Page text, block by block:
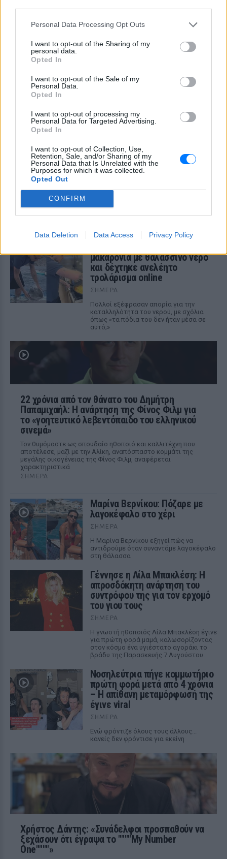
Personal Data Processing Opt Outs
I want to opt-out of the Sharing of my
personal data.
Opted In
I want to opt-out of the Sale of my
Personal Data.
Opted In
I want to opt-out of processing my
Personal Data for Targeted Advertising.
Opted In
I want to opt-out of Collection, Use,
Retention, Sale, and/or Sharing of my
Personal Data that Is Unrelated with the
Purposes for which it was collected.
Opted Out
CONFIRM
Data Deletion Data Access Privacy Policy
ΔΕΙΤΕ ΕΠΙΣΗΣ
της – Η στιγμή του θηλασμού
και οι μέρες χωρίς πρόγραμμα
Η πρώην παίκτρια του «My Style Rocks»
και ο Τζίμης Σταθοκωστόπουλος
Στέφανος Τσιτσιπάς: Αγκαλιά
με τη σύντροφό του στην
Ελβετία και κοινή βραδινή
μακαρόνια με θαλασσινό νερό
και δέχτηκε ανελέητο
τρολάρισμα online
ΣΉΜΕΡΑ
Πολλοί εξέφρασαν απορία για την
καταλληλότητα του νερού, με σχόλια
όπως «τα πόδια του δεν ήταν μέσα σε
αυτό;»
22 χρόνια από τον θάνατο του Δημήτρη
Παπαμιχαήλ: Η ανάρτηση της Φίνος Φιλμ για
το «γοητευτικό λεβεντόπαιδο του ελληνικού
σινεμά»
Τον θυμόμαστε ως σπουδαίο ηθοποιό και καλλιτέχνη που
αποτέλεσε, μαζί με την Αλίκη, αναπόσπαστο κομμάτι της
μεγάλης οικογένειας της Φίνος Φιλμ, αναφέρεται
χαρακτηριστικά
ΣΉΜΕΡΑ
Μαρίνα Βερνίκου: Πόζαρε με
λαγοκέφαλο στο χέρι
ΣΉΜΕΡΑ
Η Μαρίνα Βερνίκου εξηγεί πώς να
αντιδρούμε όταν συναντάμε λαγοκέφαλο
στη θάλασσα
Γέννησε η Λίλα Μπακλέση: Η
απροσδόκητη ανάρτηση του
συντρόφου της για τον ερχομό
του γιου τους
ΣΉΜΕΡΑ
Η γνωστή ηθοποιός Λίλα Μπακλέση έγινε
για πρώτη φορά μαμά, καλωσορίζοντας
στον κόσμο ένα υγιέστατο αγοράκι το
βράδυ της Παρασκευής 7 Αυγούστου.
Νοσηλεύτρια πήγε κομμωτήριο
πρώτη φορά μετά από 4 χρόνια
– Η απίθανη μεταμόρφωσή της
έγινε viral
ΣΉΜΕΡΑ
Ενώ φρόντιζε όλους τους άλλους...
κανείς δεν φρόντισε για εκείνη
Χρήστος Δάντης: «Συνάδελφοι προσπαθούν να
ξεχάσουν ότι έγραψα το """"My Number
One""""»